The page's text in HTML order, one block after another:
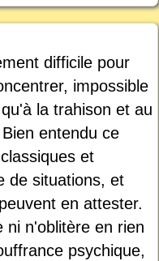
difficile pour
impossible
la trahison et au
entendu ce
et
de situations, et
en attester.
ni n'oblitère en rien
psychique,